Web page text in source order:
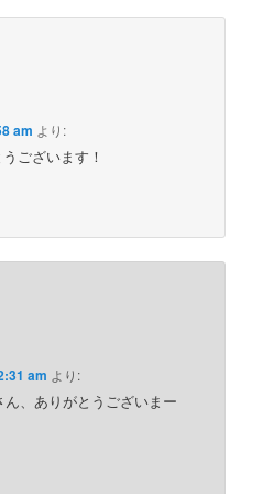
am より:
ございます！
am より:
、ありがとうございまー